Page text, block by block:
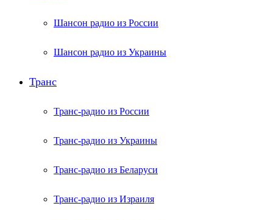
Шансон радио из России
Шансон радио из Украины
Транс
Транс-радио из России
Транс-радио из Украины
Транс-радио из Беларуси
Транс-радио из Израиля